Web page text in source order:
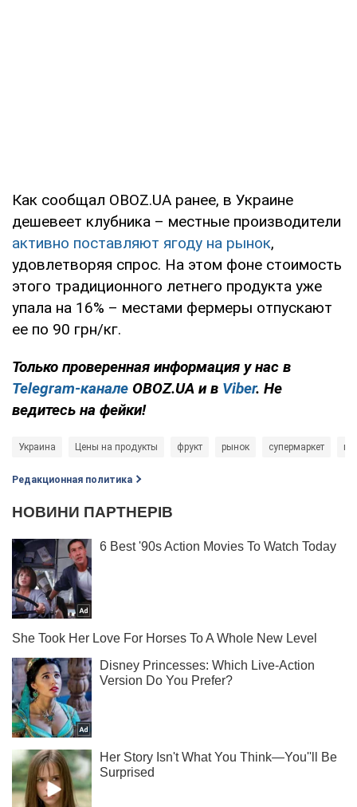
Как сообщал OBOZ.UA ранее, в Украине
дешевеет клубника – местные производители
активно поставляют ягоду на рынок,
удовлетворяя спрос. На этом фоне стоимость
этого традиционного летнего продукта уже
упала на 16% – местами фермеры отпускают
ее по 90 грн/кг.
Только проверенная информация у нас в
Telegram-канале OBOZ.UA и в Viber. Не
ведитесь на фейки!
Украина Цены на продукты фрукт рынок супермаркет
Редакционная политика